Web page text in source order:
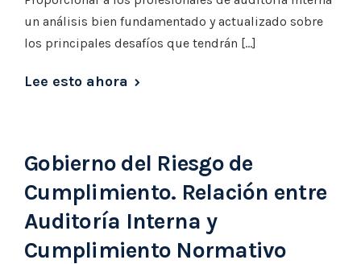
un análisis bien fundamentado y actualizado sobre
los principales desafíos que tendrán […]
Lee esto ahora
Gobierno del Riesgo de
Cumplimiento. Relación entre
Auditoría Interna y
Cumplimiento Normativo